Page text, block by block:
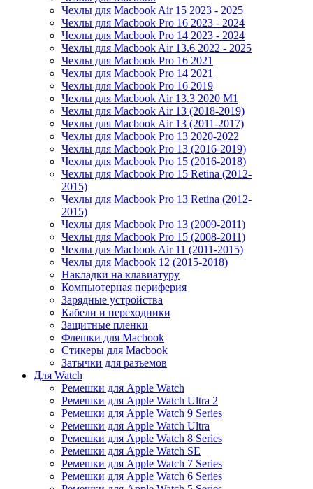
Чехлы для Macbook Air 15 2023 - 2025
Чехлы для Macbook Pro 16 2023 - 2024
Чехлы для Macbook Pro 14 2023 - 2024
Чехлы для Macbook Air 13.6 2022 - 2025
Чехлы для Macbook Pro 16 2021
Чехлы для Macbook Pro 14 2021
Чехлы для Macbook Pro 16 2019
Чехлы для Macbook Air 13.3 2020 M1
Чехлы для Macbook Air 13 (2018-2019)
Чехлы для Macbook Air 13 (2011-2017)
Чехлы для Macbook Pro 13 2020-2022
Чехлы для Macbook Pro 13 (2016-2019)
Чехлы для Macbook Pro 15 (2016-2018)
Чехлы для Macbook Pro 15 Retina (2012-
2015)
Чехлы для Macbook Pro 13 Retina (2012-
2015)
Чехлы для Macbook Pro 13 (2009-2011)
Чехлы для Macbook Pro 15 (2008-2011)
Чехлы для Macbook Air 11 (2011-2015)
Чехлы для Macbook 12 (2015-2018)
Накладки на клавиатуру
Компьютерная периферия
Зарядные устройства
Кабели и переходники
Защитные пленки
Флешки для Macbook
Стикеры для Macbook
Затычки для разъемов
Для Watch
Ремешки для Apple Watch
Ремешки для Apple Watch Ultra 2
Ремешки для Apple Watch 9 Series
Ремешки для Apple Watch Ultra
Ремешки для Apple Watch 8 Series
Ремешки для Apple Watch SE
Ремешки для Apple Watch 7 Series
Ремешки для Apple Watch 6 Series